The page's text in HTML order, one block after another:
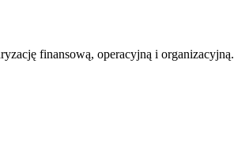
finansową, operacyjną i organizacyjną.